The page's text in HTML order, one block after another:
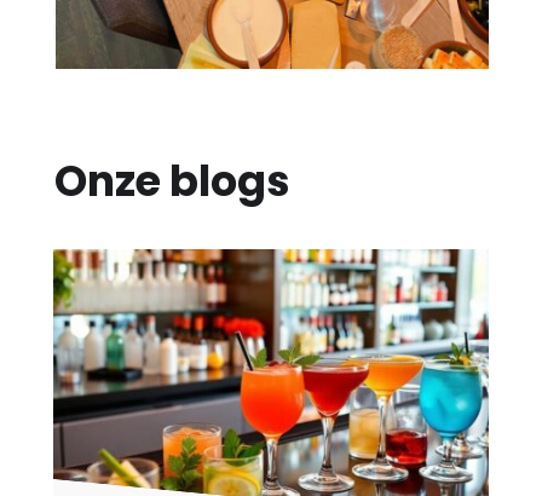
Onze blogs